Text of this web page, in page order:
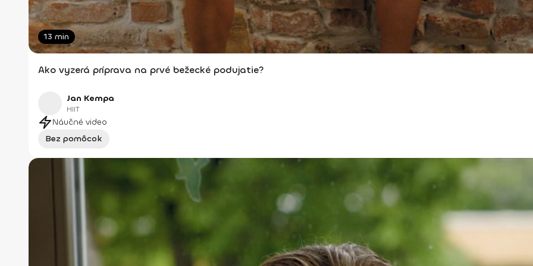
13 min
Ako vyzerá príprava na prvé bežecké podujatie?
Jan Kempa
HIIT
Náučné video
Bez pomôcok